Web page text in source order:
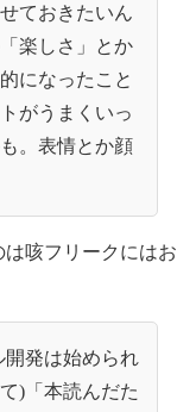
ておきたいん
楽しさ」とか
になったこと
がうまくいっ
。表情とか顔
は咳フリークにはお
発は始められ
)「本読んだた